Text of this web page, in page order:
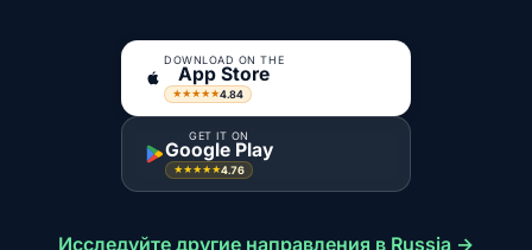
DOWNLOAD ON THE
App Store
★★★★★4.84
GET IT ON
Google Play
★★★★★4.76
Исследуйте другие направления в Russia →